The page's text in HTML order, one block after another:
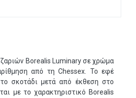
Borealis Luminary σε χρώμα
από τη Chessex. Το εφέ
σκοτάδι μετά από έκθεση στο
με το χαρακτηριστικό Borealis